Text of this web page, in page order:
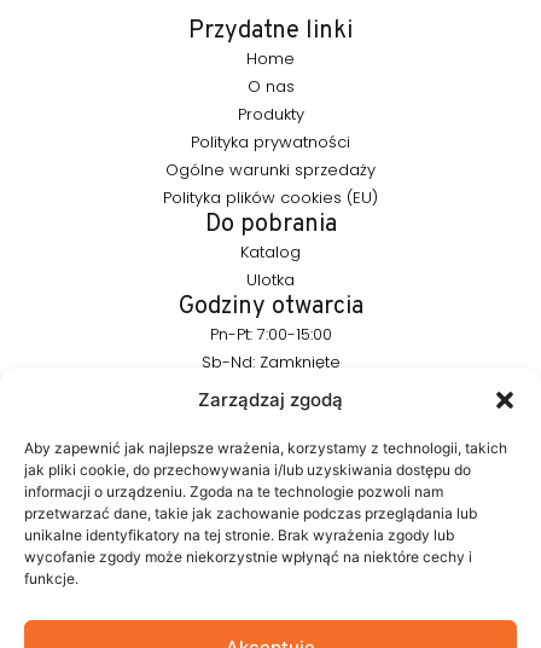
Zarządzaj zgodą
Aby zapewnić jak najlepsze wrażenia, korzystamy z technologii, takich
jak pliki cookie, do przechowywania i/lub uzyskiwania dostępu do
informacji o urządzeniu. Zgoda na te technologie pozwoli nam
przetwarzać dane, takie jak zachowanie podczas przeglądania lub
unikalne identyfikatory na tej stronie. Brak wyrażenia zgody lub
wycofanie zgody może niekorzystnie wpłynąć na niektóre cechy i
funkcje.
FURNIKA to marka z branży oświetleniowej, specjalizująca się w
nowoczesnych rozwiązaniach LED do mebli. Tworzymy
produkty, które w subtelny sposób podkreślają formę mebla i
autorskie rozwiązania projektowane z myślą o estetyce i
Przydatne linki
Home
O nas
Produkty
Polityka prywatności
Ogólne warunki sprzedaży
Polityka plików cookies (EU)
Do pobrania
Katalog
Ulotka
Godziny otwarcia
Pn-Pt: 7:00-15:00
Sb-Nd: Zamknięte
Pozostańmy w kontakcie
info@furnika.pl
+48 (77) 544 91 28